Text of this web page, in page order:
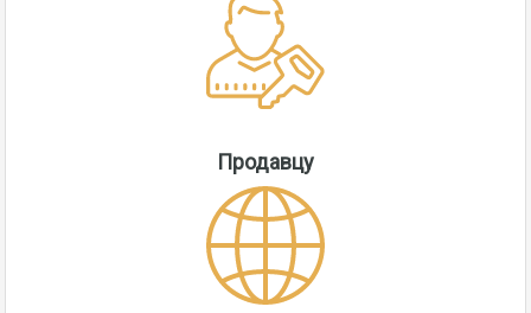
Продавцу